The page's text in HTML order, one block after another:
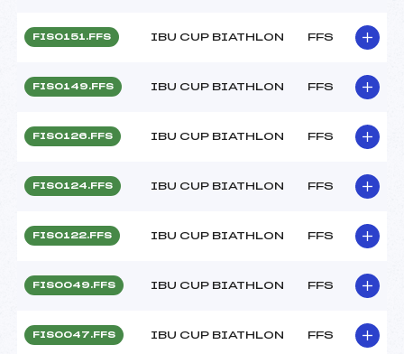
FIS0151.FFS IBU CUP BIATHLON FFS
FIS0149.FFS IBU CUP BIATHLON FFS
FIS0126.FFS IBU CUP BIATHLON FFS
FIS0124.FFS IBU CUP BIATHLON FFS
FIS0122.FFS IBU CUP BIATHLON FFS
FIS0049.FFS IBU CUP BIATHLON FFS
FIS0047.FFS IBU CUP BIATHLON FFS